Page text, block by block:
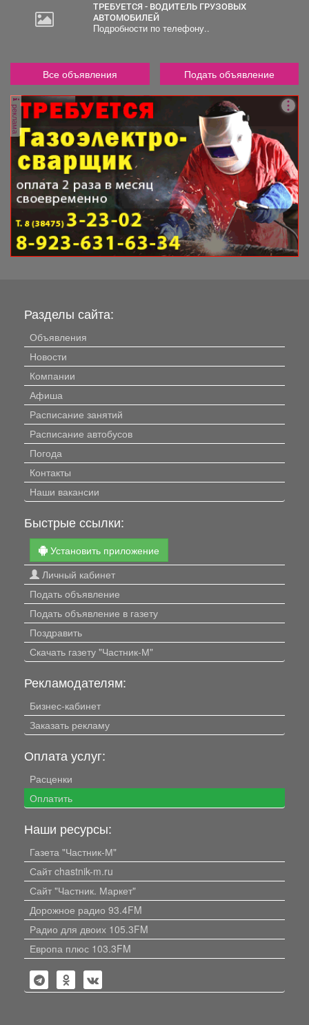
ТРЕБУЕТСЯ - ВОДИТЕЛЬ ГРУЗОВЫХ
АВТОМОБИЛЕЙ
Подробности по телефону..
Все объявления Подать объявление
реклама
Разделы сайта:
Объявления
Новости
Компании
Афиша
Расписание занятий
Расписание автобусов
Погода
Контакты
Наши вакансии
Быстрые ссылки:
Установить приложение
Личный кабинет
Подать объявление
Подать объявление в газету
Поздравить
Скачать газету "Частник-М"
Рекламодателям:
Бизнес-кабинет
Заказать рекламу
Оплата услуг:
Расценки
Оплатить
Наши ресурсы:
Газета "Частник-М"
Сайт chastnik-m.ru
Сайт "Частник. Маркет"
Дорожное радио 93.4FM
Радио для двоих 105.3FM
Европа плюс 103.3FM